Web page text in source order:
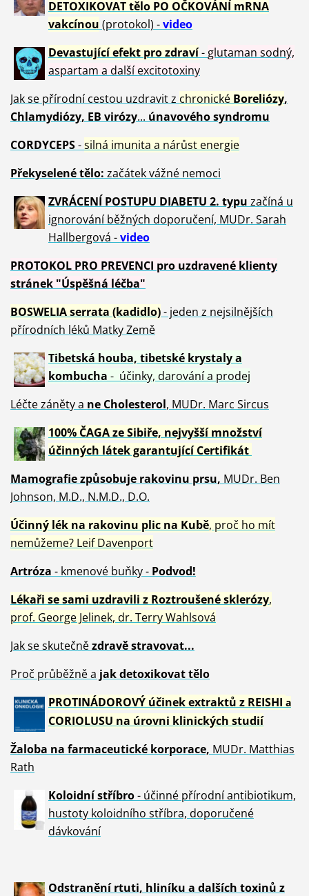
DETOXIKOVAT tělo PO OČKOVÁNÍ mRNA
vakcínou (protokol) -video
Devastující efekt pro zdraví- glutaman sodný,
aspartam a další excitotoxiny
Jak se přírodní cestou uzdravit z chronické Boreliózy,
Chlamydiózy, EB virózy... únavového syndromu
CORDYCEPS-silná imunita a nárůst energie
Překyselené tělo: začátek vážné nemoci
ZVRÁCENÍ POSTUPU DIABETU 2. typu začíná u
ignorování běžných doporučení, MUDr. Sarah
Hallbergová -video
PROTOKOL PRO PREVENCI pro uzdravené klienty
stránek "Úspěšná léčba"
BOSWELIA serrata (kadidlo)- jeden z nejsilnějších
přírodních léků Matky Země
Tibetská houba, tibetské krystalya
kombucha - účinky, darování a prodej
Léčte záněty a ne Cholesterol, MUDr. Marc Sircus
100% ČAGA ze Sibiře, nejvyšší množství
účinných látek garantující Certifikát
Mamografie způsobuje rakovinu prsu, MUDr. Ben
Johnson, M.D., N.M.D., D.O.
Účinný lék na rakovinu plic na Kubě, proč ho mít
nemůžeme? Leif Davenport
Artróza - kmenové buňky - Podvod!
Lékaři se sami uzdravili z Roztroušené sklerózy,
prof. George Jelinek, dr. Terry Wahlsová
Jak se skutečnězdravěstravovat...
Proč průběžně a jak detoxikovat tělo
PROTINÁDOROVÝ účinek extraktů z REISHI a
CORIOLUSU na úrovni klinických studií
Žaloba na farmaceutické korporace, MUDr. Matthias
Rath
Koloidní stříbro- účinné přírodní antibiotikum,
hustoty koloidního stříbra, doporučené
dávkování
Odstranění rtuti, hliníku a dalších toxinů z